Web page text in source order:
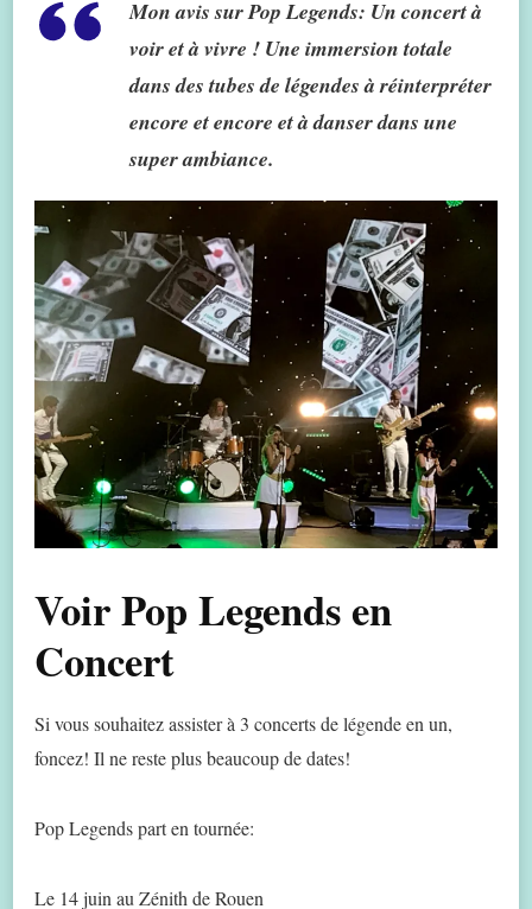
Mon avis sur Pop Legends: Un concert à
voir et à vivre ! Une immersion totale
dans des tubes de légendes à réinterpréter
encore et encore et à danser dans une
super ambiance.
Voir Pop Legends en
Concert
Si vous souhaitez assister à 3 concerts de légende en un,
foncez! Il ne reste plus beaucoup de dates!
Pop Legends part en tournée:
Le 14 juin au Zénith de Rouen